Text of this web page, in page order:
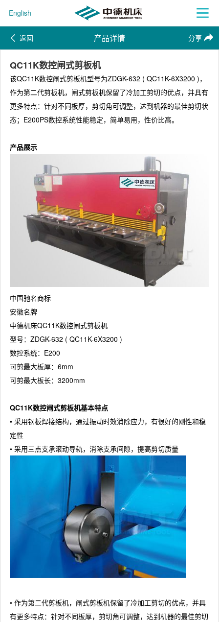
English
返回 产品详情 分享
QC11K数控闸式剪板机
该QC11K数控闸式剪板机型号为ZDGK-632 ( QC11K-6X3200 )，
作为第二代剪板机，闸式剪板机保留了冷加工剪切的优点，并具有
更多特点：针对不同板厚，剪切角可调整，达到机器的最佳剪切状
态；E200PS数控系统性能稳定，简单易用，性价比高。
产品展示
中国驰名商标
安徽名牌
中德机床QC11K数控闸式剪板机
型号：ZDGK-632 ( QC11K-6X3200 )
数控系统：E200
可剪最大板厚：6mm
可剪最大板长：3200mm
QC11K数控闸式剪板机基本特点
• 采用钢板焊接结构，通过振动时效消除应力，有很好的刚性和稳
定性
• 采用三点支承滚动导轨，消除支承间隙，提高剪切质量
• 作为第二代剪板机，闸式剪板机保留了冷加工剪切的优点，并具
有更多特点：针对不同板厚，剪切角可调整，达到机器的最佳剪切